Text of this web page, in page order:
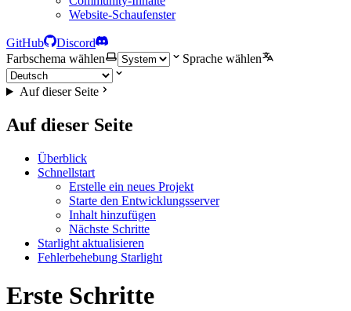
Website-Schaufenster
GitHub
Discord
Farbschema wählen
Sprache wählen
Auf dieser Seite
Auf dieser Seite
Überblick
Schnellstart
Erstelle ein neues Projekt
Starte den Entwicklungsserver
Inhalt hinzufügen
Nächste Schritte
Starlight aktualisieren
Fehlerbehebung Starlight
Erste Schritte